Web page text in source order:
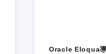
Oracle Eloqua導